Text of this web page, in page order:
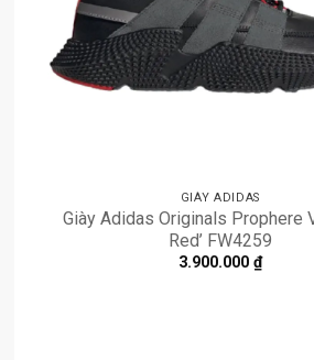
GIÀY ADIDAS
Giày Adidas Originals Prophere
Red’ FW4259
3.900.000 ₫